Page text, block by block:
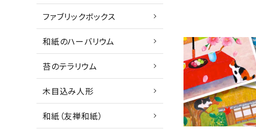
ファブリックボックス
和紙のハーバリウム
苔のテラリウム
木目込み人形
和紙（友禅和紙）